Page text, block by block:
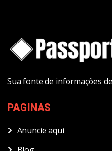
Sua fonte de informações
PAGINAS
Anuncie aqui